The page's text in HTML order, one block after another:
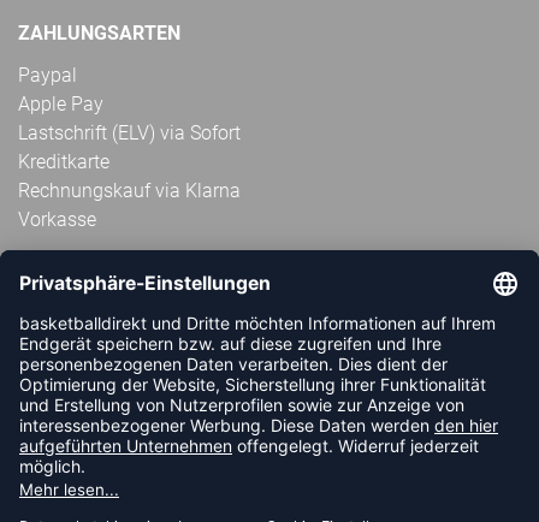
ZAHLUNGSARTEN
Paypal
Apple Pay
Lastschrift (ELV) via Sofort
Kreditkarte
Rechnungskauf via Klarna
Vorkasse
ABONNIERE JETZT DEN KOSTENLOSEN
HANDBALLDIREKT-NEWSLETTER UND VERPASSE KEINE
NEUIGKEIT ODER AKTION MEHR.
JETZT ANMELDEN